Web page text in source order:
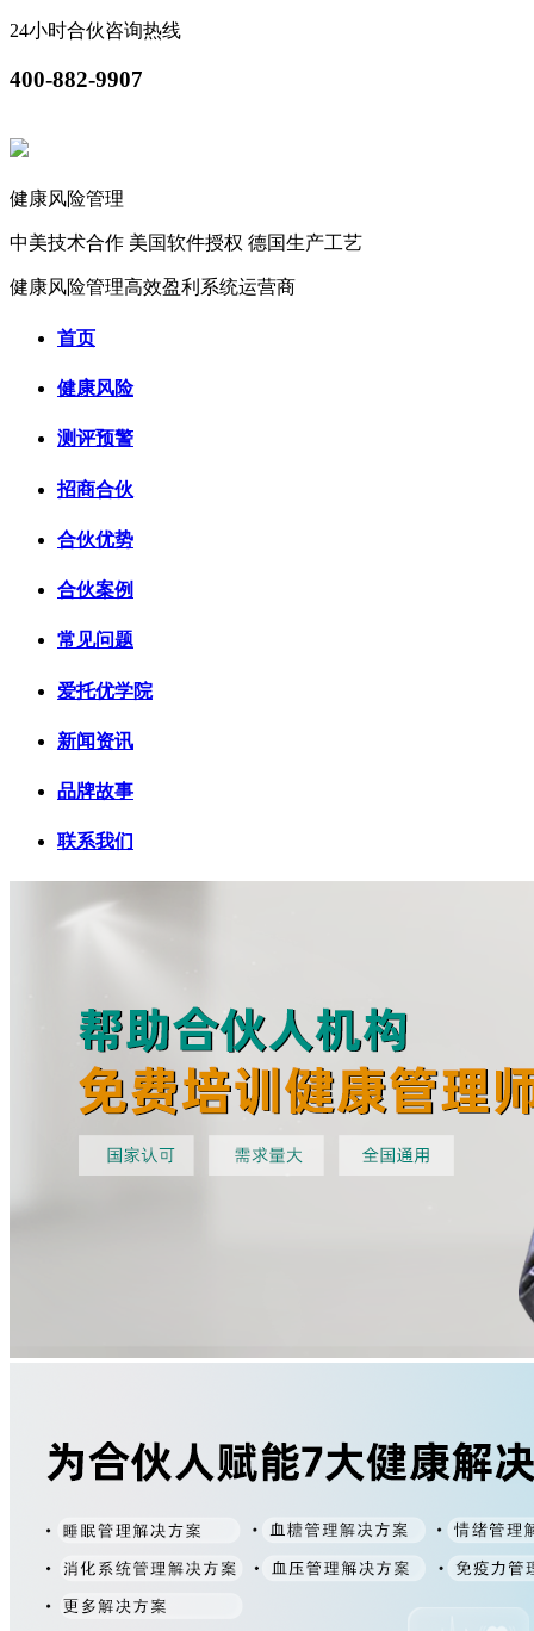
24小时合伙咨询热线
400-882-9907
健康风险管理
中美技术合作 美国软件授权 德国生产工艺
健康风险管理高效盈利系统运营商
首页
健康风险
测评预警
招商合伙
合伙优势
合伙案例
常见问题
爱托优学院
新闻资讯
品牌故事
联系我们